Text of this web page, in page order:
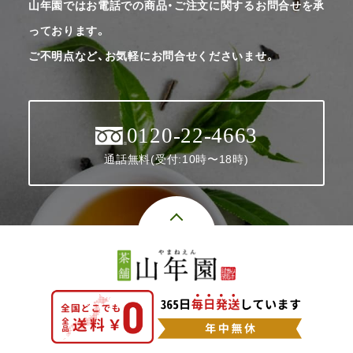
山年園ではお電話での商品・ご注文に関するお問合せを承
っております。
ご不明点など、お気軽にお問合せくださいませ。
0120-22-4663
通話無料(受付:10時〜18時)